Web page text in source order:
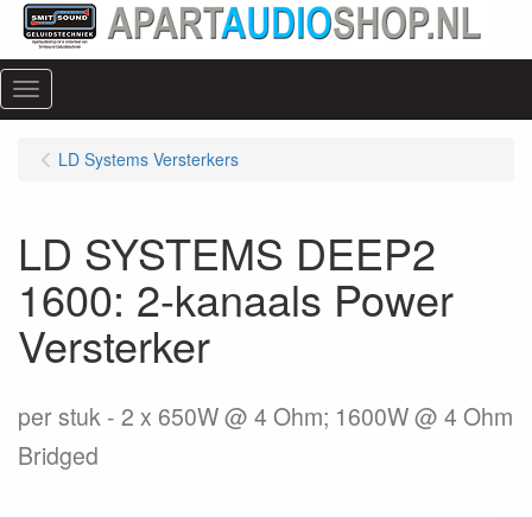
Menu
LD Systems Versterkers
LD SYSTEMS DEEP2
1600: 2-kanaals Power
Versterker
per stuk
2 x 650W @ 4 Ohm; 1600W @ 4 Ohm
Bridged